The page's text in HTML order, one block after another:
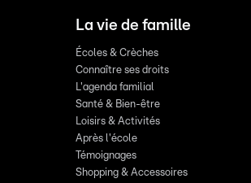
La vie de famille
Écoles & Crèches
Connaître ses droits
L'agenda familial
Santé & Bien-être
Loisirs & Activités
Après l'école
Témoignages
Shopping & Accessoires